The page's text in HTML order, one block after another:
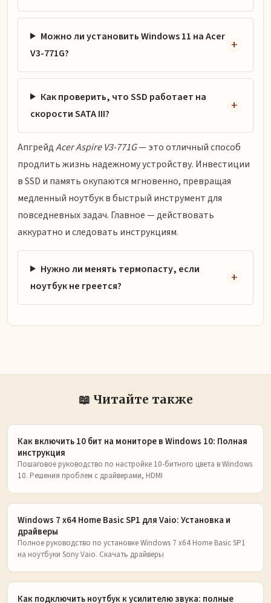
Можно ли установить Windows 11 на Acer
V3-771G?
Как проверить, что SSD работает на
скорости SATA III?
АпгрейдAcer Aspire V3-771G— это отличный способ
продлить жизнь надежному устройству. Инвестиции
в SSD и память окупаются мгновенно, превращая
медленный ноутбук в быстрый инструмент для
повседневных задач. Главное — действовать
аккуратно и следовать инструкциям.
Нужно ли менять термопасту, если
ноутбук не греется?
📖 Читайте также
Как включить 10 бит на мониторе в Windows 10: Полная
инструкция
Пошаговое руководство по настройке 10-битного цвета в Windows
10. Решения проблем с драйверами, HDMI
Windows 7 x64 Home Basic SP1 для Vaio: Установка и
драйверы
Полное руководство по установке Windows 7 x64 Home Basic SP1
на ноутбуки Sony Vaio. Скачать драйверы
Как подключить ноутбук к усилителю звука: полные